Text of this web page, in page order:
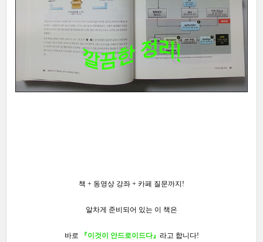
책 + 동영상 강좌 + 카페 질문까지!
알차게 준비되어 있는 이 책은
바로 『이것이 안드로이드다』 라고 합니다!